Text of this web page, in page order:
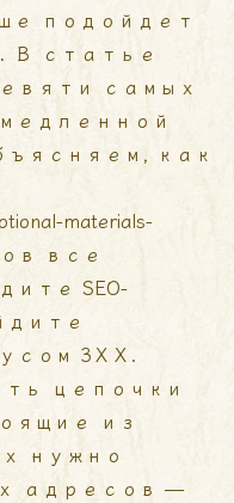
подойдет
В статье
самых
как
materials-
все
SEO-
3ХХ.
цепочки
из
нужно
адресов —